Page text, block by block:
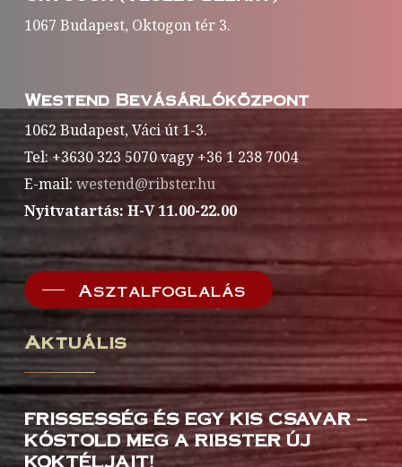
1067 Budapest, Oktogon tér 3.
Westend Bevásárlóközpont
1062 Budapest, Váci út 1-3.
Tel: +3630 323 5070 vagy +36 1 238 7004
E-mail: westend@ribster.hu
Nyitvatartás: H-V 11.00-22.00
Asztalfoglalás
Aktuális
FRISSESSÉG ÉS EGY KIS CSAVAR –
KÓSTOLD MEG A RIBSTER ÚJ
KOKTÉLJAIT!